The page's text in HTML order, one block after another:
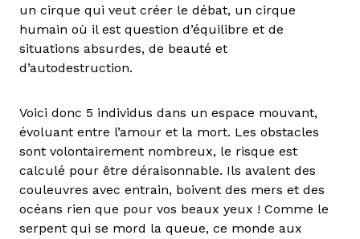
un cirque qui veut créer le débat, un cirque
humain où il est question d’équilibre et de
situations absurdes, de beauté et
d’autodestruction.
Voici donc 5 individus dans un espace mouvant,
évoluant entre l’amour et la mort. Les obstacles
sont volontairement nombreux, le risque est
calculé pour être déraisonnable. Ils avalent des
couleuvres avec entrain, boivent des mers et des
océans rien que pour vos beaux yeux ! Comme le
serpent qui se mord la queue, ce monde aux